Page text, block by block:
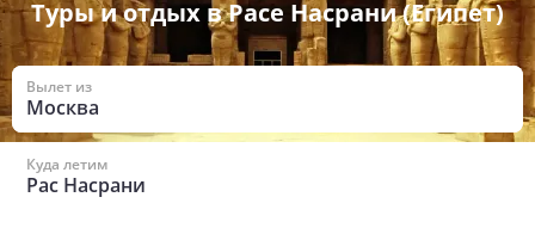
Туры и отдых в Расе Насрани (Египет)
Вылет из
Москва
Куда летим
Рас Насрани